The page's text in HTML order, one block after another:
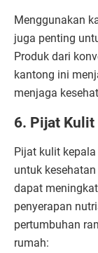
Menggunakan
juga penting
Produk dari
kantong ini
menjaga
6. Pijat Kulit
Pijat kulit
untuk
dapat
penyerapan
pertumbuhan
rumah: